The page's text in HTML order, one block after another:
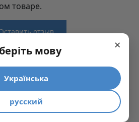
товаре.
отзыв
Linken System
Ergo171.500.Gr(GLASS)
Soft close
Ergo Box
товаре.
ТОВАРЫ
×
мову
Українська
русский